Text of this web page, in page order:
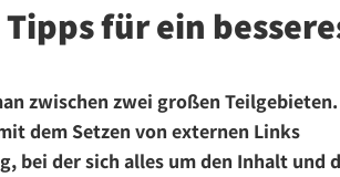
für ein
zwischen zwei großen Teilgebieten.
dem Setzen von externen Links
bei der sich alles um den Inhalt und